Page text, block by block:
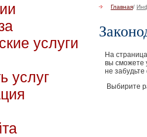
услуги
услуг
Главная/
На
вы сможете
не
Выбирите